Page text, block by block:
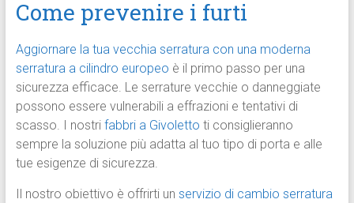
Come prevenire i furti
Aggiornare la tua vecchia serratura con una moderna
serratura a cilindro europeo è il primo passo per una
sicurezza efficace. Le serrature vecchie o danneggiate
possono essere vulnerabili a effrazioni e tentativi di
scasso. I nostri fabbri a Givoletto ti consiglieranno
sempre la soluzione più adatta al tuo tipo di porta e alle
tue esigenze di sicurezza.
Il nostro obiettivo è offrirti un servizio di cambio serratura